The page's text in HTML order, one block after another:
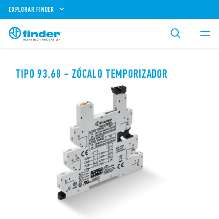
EXPLORAR FINDER
TIPO 93.68 - ZÓCALO TEMPORIZADOR